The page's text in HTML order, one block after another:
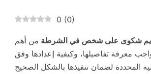
0 (0)
شكوى على شخص في الشرطة من أهم
معرفة تفاصيلها، وكيفية إعدادها وفق
المحددة لضمان تنفيذها بالشكل الصحيح